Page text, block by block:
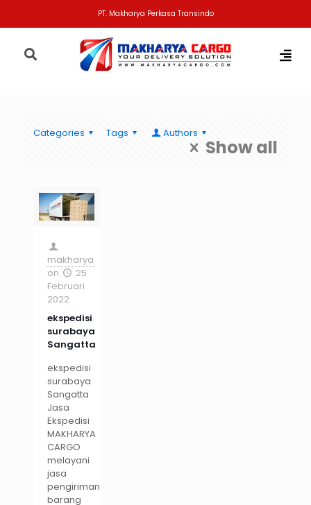
PT. Makharya Perkasa Transindo
Categories Tags Authors
Show all
makharya
on
25
Februari
2022
ekspedisi
surabaya
Sangatta
ekspedisi
surabaya
Sangatta
Jasa
Ekspedisi
MAKHARYA
CARGO
melayani
jasa
pengiriman
barang